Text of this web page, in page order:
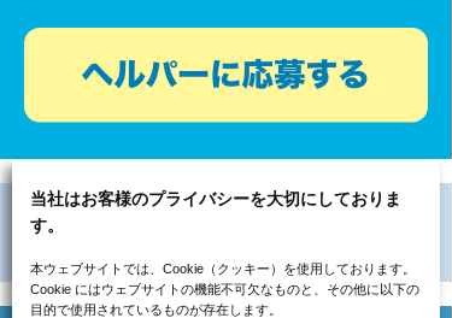
当社はお客様のプライバシーを大切にしておりま
す。
本ウェブサイトでは、Cookie（クッキー）を使用しております。
Cookie にはウェブサイトの機能不可欠なものと、その他に以下の
目的で使用されているものが存在します。